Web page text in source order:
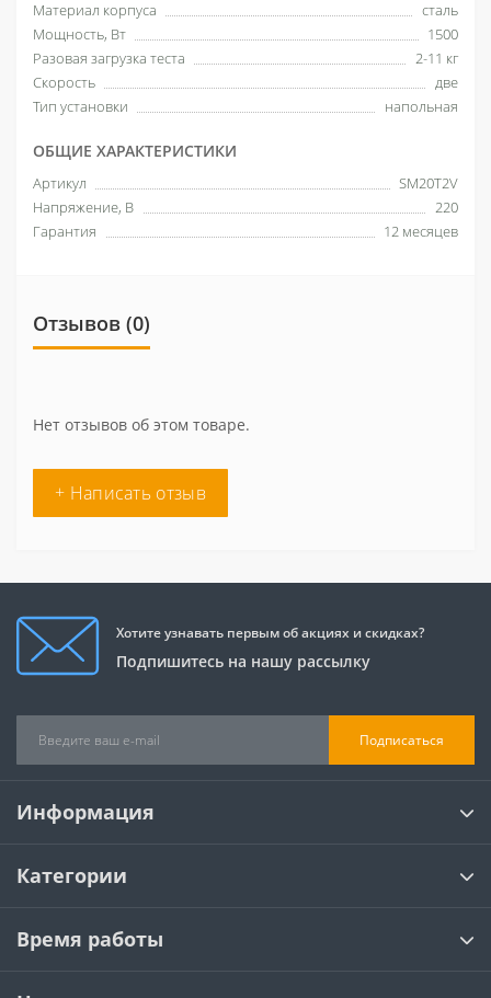
Материал корпуса
сталь
Мощность, Вт
1500
Разовая загрузка теста
2-11 кг
Скорость
две
Тип установки
напольная
ОБЩИЕ ХАРАКТЕРИСТИКИ
Артикул
SM20T2V
Напряжение, В
220
Гарантия
12 месяцев
Отзывов (0)
Нет отзывов об этом товаре.
+ Написать отзыв
Хотите узнавать первым об акциях и скидках?
Подпишитесь на нашу рассылку
Подписаться
Информация
Категории
Время работы